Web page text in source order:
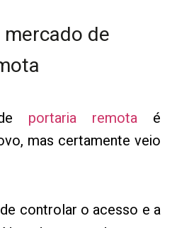
mercado de
portaria remota é
mas certamente veio
controlar o acesso e a